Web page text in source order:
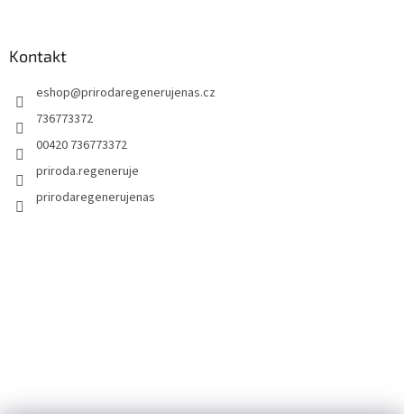
Kontakt
eshop@prirodaregenerujenas.cz
736773372
00420 736773372
priroda.regeneruje
prirodaregenerujenas